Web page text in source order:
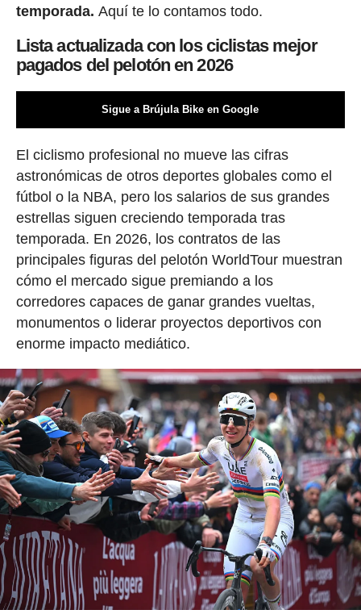
temporada. Aquí te lo contamos todo.
Lista actualizada con los ciclistas mejor
pagados del pelotón en 2026
Sigue a Brújula Bike en Google
El ciclismo profesional no mueve las cifras
astronómicas de otros deportes globales como el
fútbol o la NBA, pero los salarios de sus grandes
estrellas siguen creciendo temporada tras
temporada. En 2026, los contratos de las
principales figuras del pelotón WorldTour muestran
cómo el mercado sigue premiando a los
corredores capaces de ganar grandes vueltas,
monumentos o liderar proyectos deportivos con
enorme impacto mediático.